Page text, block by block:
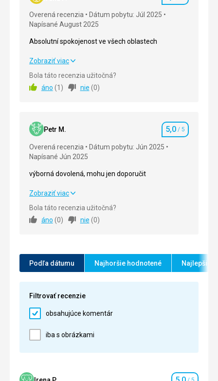
Overená recenzia
Dátum pobytu: Júl 2025
Napísané August 2025
Absolutní spokojenost ve všech oblastech
Absolutní spokojenost ve všech oblastech
Strava
Služby 5,0/ 5
Cena
Zobraziť viac
Bola táto recenzia užitočná?
áno (1 ) nie (0)
Petr M. Hodnotenie
5,0 / 5
Overená recenzia
Dátum pobytu: Jún 2025
Napísané Jún 2025
výborná dovolená, mohu jen doporučit
výborná dovolená, mohu jen doporučit
Strava
Služby 5,0/ 5
Zobraziť viac
Bola táto recenzia užitočná?
áno (0) nie (0)
Podľa dátumu Najhoršie hodnotené Najlepšie
Filtrovať recenzie
obsahujúce komentár
iba s obrázkami